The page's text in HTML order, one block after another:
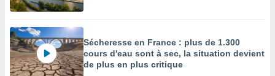
Sécheresse en France : plus de 1.300
cours d'eau sont à sec, la situation devient
de plus en plus critique